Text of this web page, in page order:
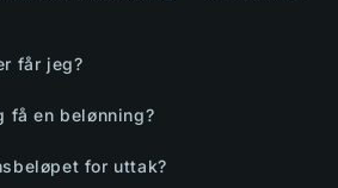
får jeg?
få en belønning?
for uttak?